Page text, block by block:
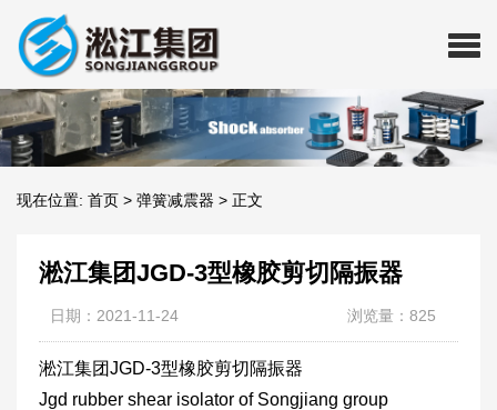
现在位置: 首页 > 弹簧减震器 > 正文
淞江集团JGD-3型橡胶剪切隔振器
日期：2021-11-24 浏览量：825
淞江集团JGD-3型橡胶剪切隔振器
Jgd rubber shear isolator of Songjiang group